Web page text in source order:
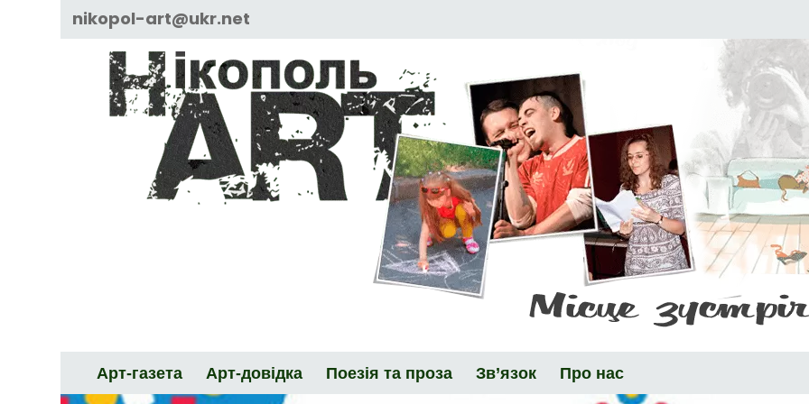
nikopol-art@ukr.net
Арт-газета Арт-довідка Поезія та проза Зв’язок Про нас